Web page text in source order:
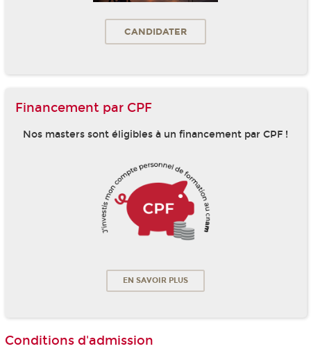
CANDIDATER
Financement par CPF
Nos masters sont éligibles à un financement par CPF !
EN SAVOIR PLUS
Conditions d'admission